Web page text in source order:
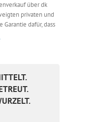
über dk
privaten und
dafür, dass